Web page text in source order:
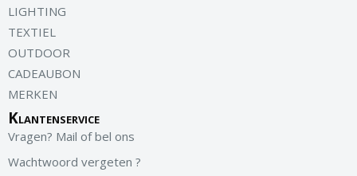
LIGHTING
TEXTIEL
OUTDOOR
CADEAUBON
MERKEN
Klantenservice
Vragen? Mail of bel ons
Wachtwoord vergeten ?